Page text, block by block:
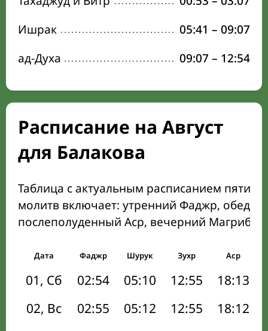
Ишрак
05:41 – 09:07
ад-Духа
09:07 – 12:54
Расписание на Август
для Балакова
Таблица с актуальным расписанием пяти
молитв включает: утренний Фаджр,
послеполуденный Аср, вечерний Магриб
Дата Фаджр Шурук Зухр Аср
01, Сб 02:54 05:10 12:55 18:13
02, Вс
02:55 05:12 12:55 18:12